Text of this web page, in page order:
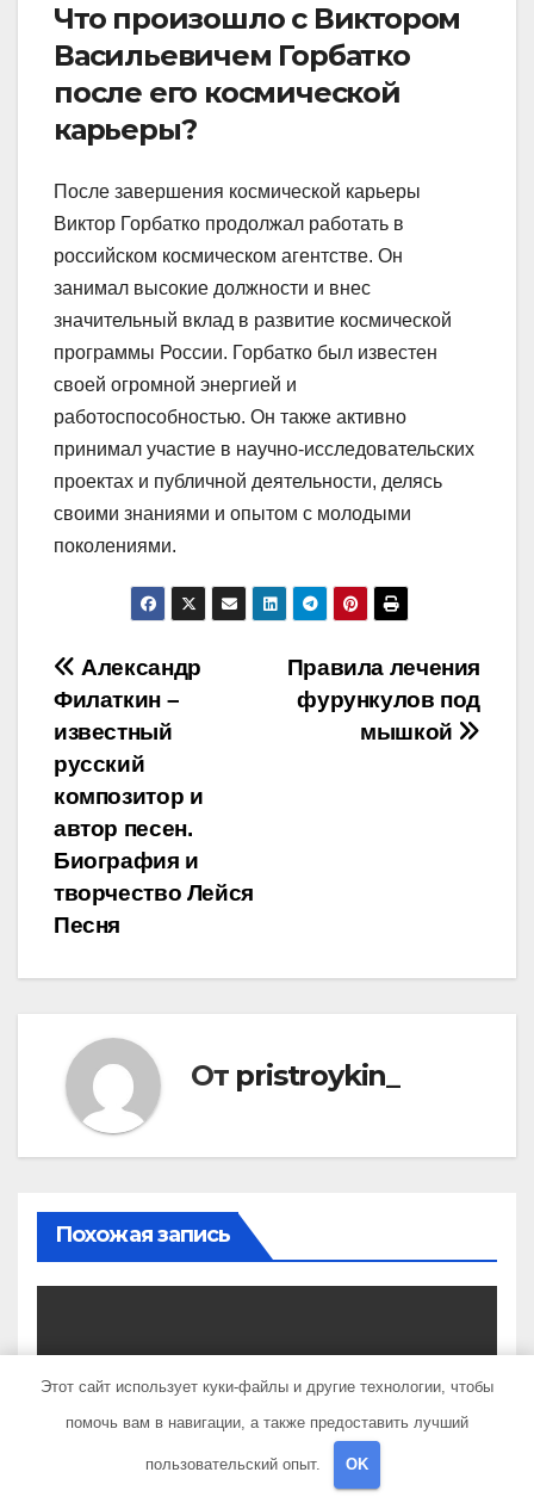
Что произошло с Виктором
Васильевичем Горбатко
после его космической
карьеры?
После завершения космической карьеры
Виктор Горбатко продолжал работать в
российском космическом агентстве. Он
занимал высокие должности и внес
значительный вклад в развитие космической
программы России. Горбатко был известен
своей огромной энергией и
работоспособностью. Он также активно
принимал участие в научно-исследовательских
проектах и публичной деятельности, делясь
своими знаниями и опытом с молодыми
поколениями.
Навигация
по
записям
Правила лечения
фурункулов под
мышкой
Александр
Филаткин –
известный
русский
композитор и
автор песен.
Биография и
творчество Лейся
Песня
От pristroykin_
Похожая запись
биография, личная жизнь
и факты из Википедии —
Этот сайт использует куки-файлы и другие технологии, чтобы
помочь вам в навигации, а также предоставить лучший
пользовательский опыт. OK